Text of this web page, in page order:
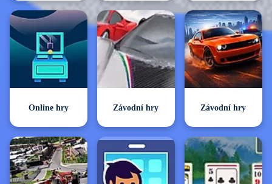
Online hry Závodní hry Závodní hry